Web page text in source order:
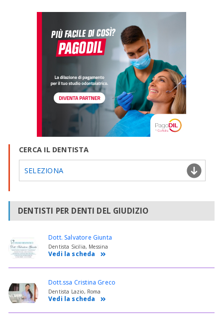
CERCA IL DENTISTA
SELEZIONA
DENTISTI PER DENTI DEL GIUDIZIO
Dott. Salvatore Giunta
Dentista Sicilia, Messina
Vedi la scheda
Dott.ssa Cristina Greco
Dentista Lazio, Roma
Vedi la scheda